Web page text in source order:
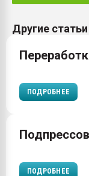
Другие
ПОДРОБНЕЕ
ПОДРОБНЕЕ